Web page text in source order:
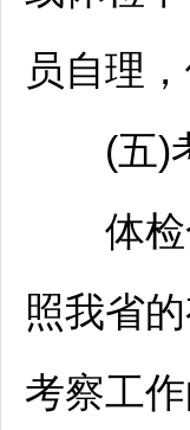
员自理
(五)
体检合
照我省
考察工